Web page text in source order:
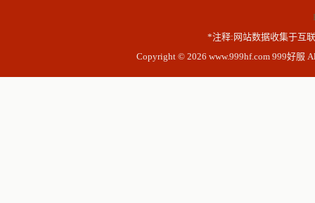
*注释:网站数据收集于互
Copyright © 2026 www.999hf.com 999好服